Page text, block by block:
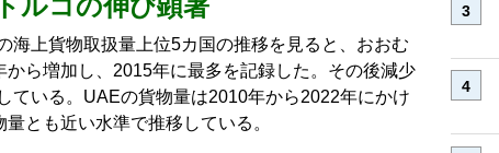
ルコの伸び顕著
海上貨物取扱量上位5カ国の推移を見ると、おおむ
ら増加し、2015年に最多を記録した。その後減少
ている。UAEの貨物量は2010年から2022年にかけ
とも近い水準で推移している。